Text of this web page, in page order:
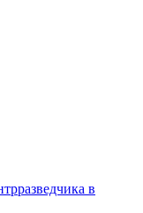
в